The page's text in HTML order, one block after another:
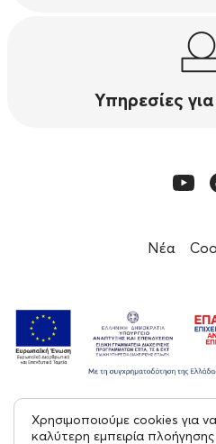
Υπηρεσίες
Νέα
© 2023, Εφορεία
Χρησιμοποιούμε cookies για
καλύτερη εμπειρία